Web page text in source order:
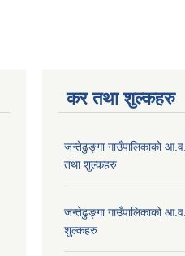
कर तथा शुल्कहरु
जन्तेढुङ्गा गाउँपालिकाको
तथा शुल्कहरु
जन्तेढुङ्गा गाउँपालिकाको
शुल्कहरु